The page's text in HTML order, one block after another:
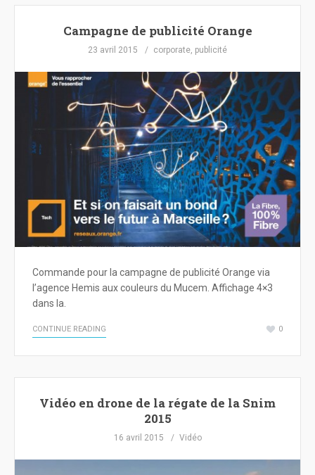
Campagne de publicité Orange
23 avril 2015 corporate, publicité
Commande pour la campagne de publicité Orange via
l’agence Hemis aux couleurs du Mucem. Affichage 4×3
dans la.
CONTINUE READING 0
Vidéo en drone de la régate de la Snim
2015
16 avril 2015 Vidéo